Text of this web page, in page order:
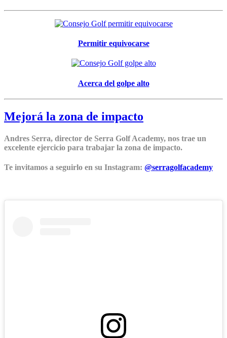
Permitir equivocarse
Acerca del golpe alto
Mejorá la zona de impacto
Andres Serra, director de Serra Golf Academy, nos trae un
excelente ejercicio para trabajar la zona de impacto.
Te invitamos a seguirlo en su Instagram: @serragolfacademy